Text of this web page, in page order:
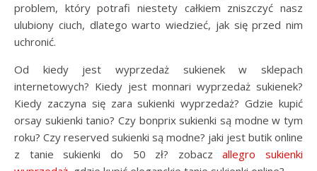
problem, który potrafi niestety całkiem zniszczyć nasz
ulubiony ciuch, dlatego warto wiedzieć, jak się przed nim
uchronić.
Od kiedy jest wyprzedaż sukienek w sklepach
internetowych? Kiedy jest monnari wyprzedaż sukienek?
Kiedy zaczyna się zara sukienki wyprzedaż? Gdzie kupić
orsay sukienki tanio? Czy bonprix sukienki są modne w tym
roku? Czy reserved sukienki są modne? jaki jest butik online
z tanie sukienki do 50 zł? zobaczallegro sukienki